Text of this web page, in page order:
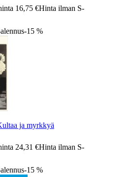
16,75 €Hinta ilman S-
-15 %
ja myrkkyä
24,31 €Hinta ilman S-
-15 %